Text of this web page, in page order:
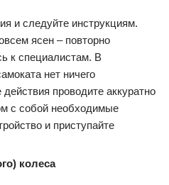
и следуйте инструкциям.
ясен – повторно
к специалистам. В
нет ничего
проводите аккуратно
с собой необходимые
и приступайте
колеса